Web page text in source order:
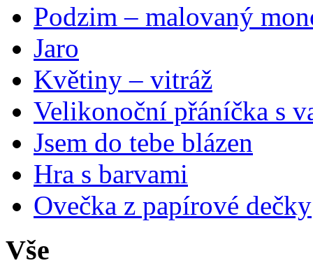
Podzim – malovaný
Jaro
Květiny – vitráž
Velikonoční přáníčka s
Jsem do tebe blázen
Hra s barvami
Ovečka z papírové dečky
Vše